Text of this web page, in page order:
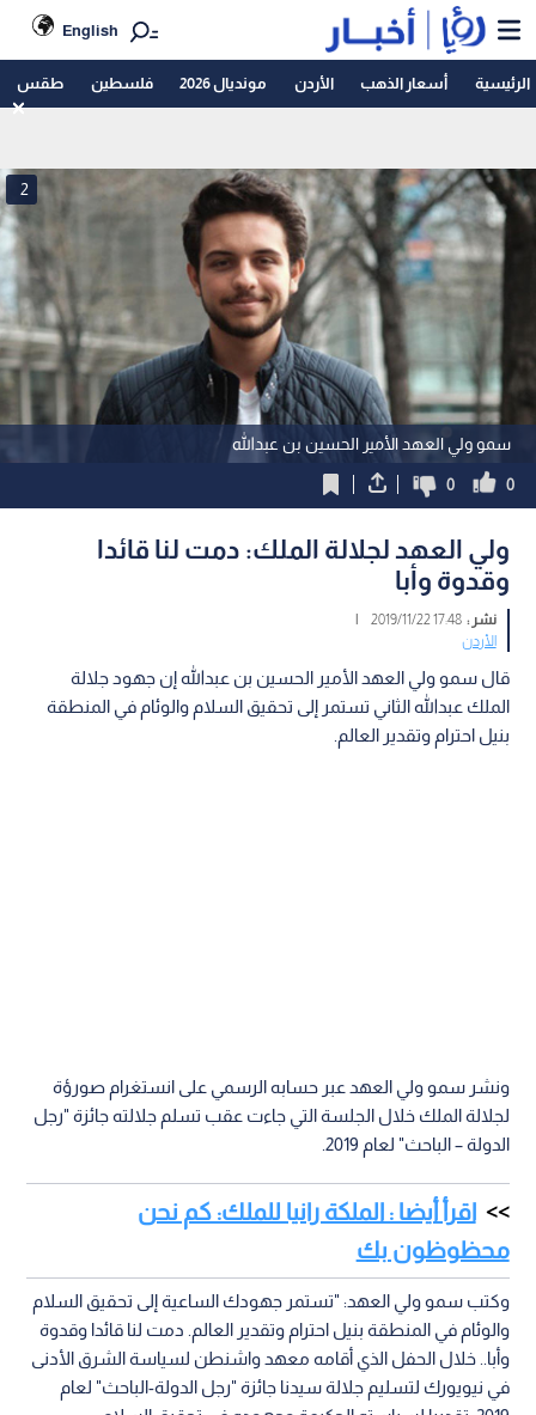
English
الرئيسية أسعار الذهب الأردن مونديال 2026 فلسطين طقس
سمو ولي العهد الأمير الحسين بن عبدالله
2
0
0
ولي العهد لجلالة الملك: دمت لنا قائدا
وقدوة وأبا
نشر :17:48 2019/11/22
|
الأردن
قال سمو ولي العهد الأمير الحسين بن عبدالله إن جهود جلالة
الملك عبدالله الثاني تستمر إلى تحقيق السلام والوئام في المنطقة
بنيل احترام وتقدير العالم.
ونشر سمو ولي العهد عبر حسابه الرسمي على انستغرام صورؤة
لجلالة الملك خلال الجلسة التي جاءت عقب تسلم جلالته جائزة "رجل
الدولة – الباحث" لعام 2019.
اقرأ أيضا : الملكة رانيا للملك: كم نحن
محظوظون بك
وكتب سمو ولي العهد: "تستمر جهودك الساعية إلى تحقيق السلام
والوئام في المنطقة بنيل احترام وتقدير العالم. دمت لنا قائدا وقدوة
وأبا.. خلال الحفل الذي أقامه معهد واشنطن لسياسة الشرق الأدنى
في نيويورك لتسليم جلالة سيدنا جائزة "رجل الدولة-الباحث" لعام